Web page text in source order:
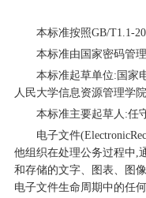
本标准按照GB/T1.1-
本标准由国家密码管
本标准起草单位:国家
人民大学信息资源管理学院
本标准主要起草人:任
电子文件
他组织在处理公务过程中,
和存储的文字、图表、图
电子文件生命周期中的任